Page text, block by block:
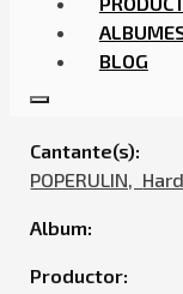
BLOG
HARDENRD –
Cantante(s):
POPERULIN,ㅤㅤ
Album:
Productor: